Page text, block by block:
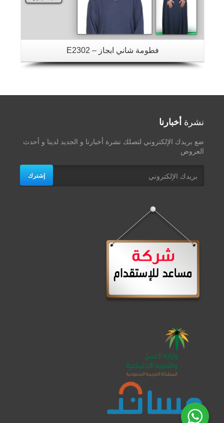
فطومة شاني ابجاز – E2302
نشرة أخبارنا
ضع بريدك الإلكتروني لتصلك نشرة أخبارنا و الجديد لدينا و أحدث
العروض
إشترك